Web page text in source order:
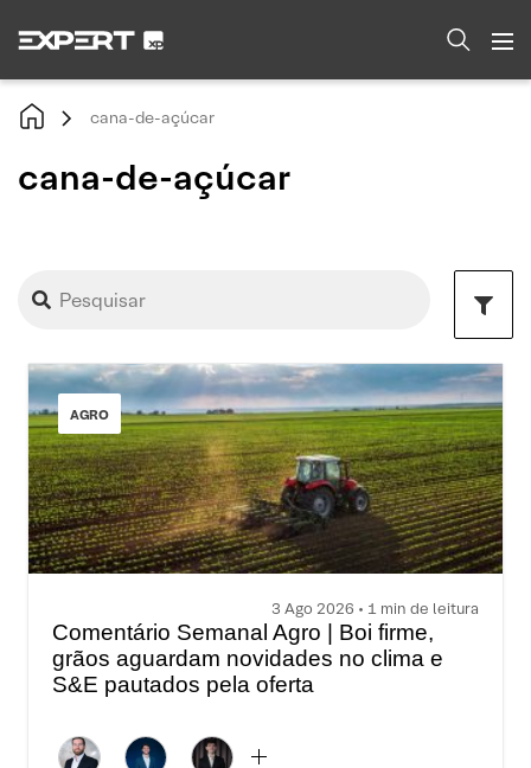
cana-de-açúcar
cana-de-açúcar
AGRO
3 Ago 2026 • 1 min de leitura
Comentário Semanal Agro | Boi firme,
grãos aguardam novidades no clima e
S&E pautados pela oferta